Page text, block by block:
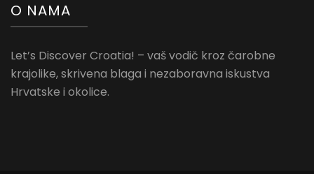
O NAMA
Let’s Discover Croatia! – vaš vodič kroz čarobne
krajolike, skrivena blaga i nezaboravna iskustva
Hrvatske i okolice.